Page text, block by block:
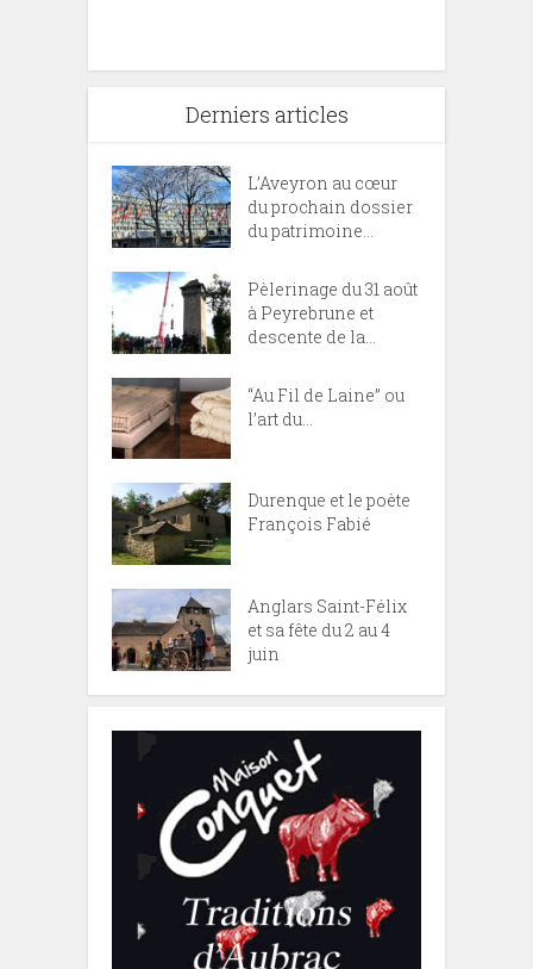
Derniers articles
L’Aveyron au cœur
du prochain dossier
du patrimoine...
Pèlerinage du 31 août
à Peyrebrune et
descente de la...
“Au Fil de Laine” ou
l’art du...
Durenque et le poète
François Fabié
Anglars Saint-Félix
et sa fête du 2 au 4
juin